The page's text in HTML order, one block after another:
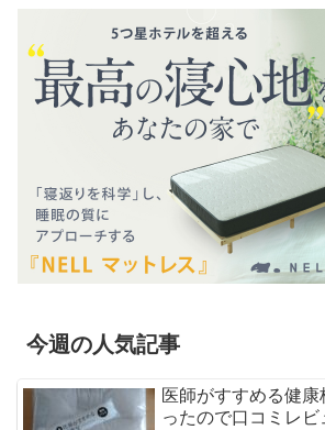
今週の人気記事
医師がすすめる健
ったので口コミレビ